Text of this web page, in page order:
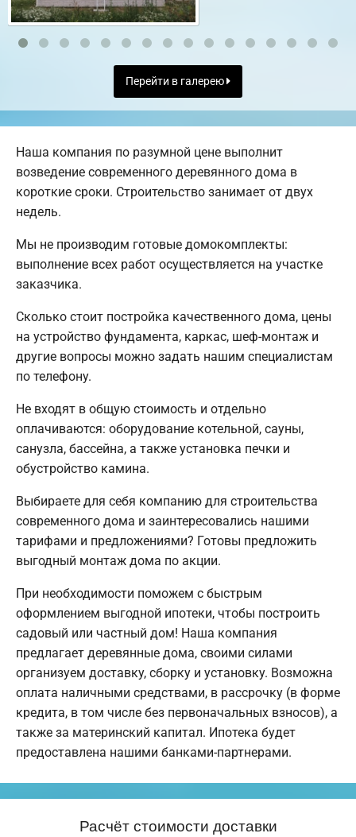
Перейти в галерею
Наша компания по разумной цене выполнит
возведение современного деревянного дома в
короткие сроки. Строительство занимает от двух
недель.
Мы не производим готовые домокомплекты:
выполнение всех работ осуществляется на участке
заказчика.
Сколько стоит постройка качественного дома, цены
на устройство фундамента, каркас, шеф-монтаж и
другие вопросы можно задать нашим специалистам
по телефону.
Не входят в общую стоимость и отдельно
оплачиваются: оборудование котельной, сауны,
санузла, бассейна, а также установка печки и
обустройство камина.
Выбираете для себя компанию для строительства
современного дома и заинтересовались нашими
тарифами и предложениями? Готовы предложить
выгодный монтаж дома по акции.
При необходимости поможем с быстрым
оформлением выгодной ипотеки, чтобы построить
садовый или частный дом! Наша компания
предлагает деревянные дома, своими силами
организуем доставку, сборку и установку. Возможна
оплата наличными средствами, в рассрочку (в форме
кредита, в том числе без первоначальных взносов), а
также за материнский капитал. Ипотека будет
предоставлена нашими банками-партнерами.
Расчёт стоимости доставки